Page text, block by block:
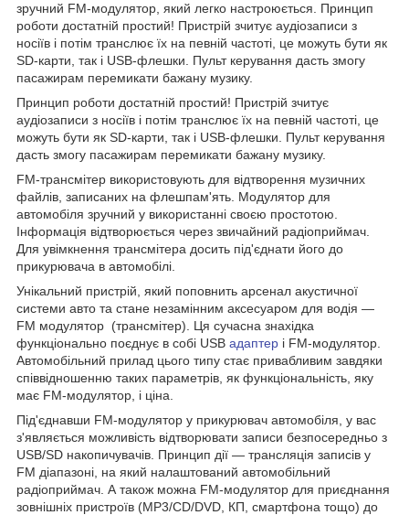
зручний FM-модулятор, який легко настроюється. Принцип
роботи достатній простий! Пристрій зчитує аудіозаписи з
носіїв і потім транслює їх на певній частоті, це можуть бути як
SD-карти, так і USB-флешки. Пульт керування дасть змогу
пасажирам перемикати бажану музику.
Принцип роботи достатній простий! Пристрій зчитує
аудіозаписи з носіїв і потім транслює їх на певній частоті, це
можуть бути як SD-карти, так і USB-флешки. Пульт керування
дасть змогу пасажирам перемикати бажану музику.
FM-трансмітер використовують для відтворення музичних
файлів, записаних на флешпам'ять. Модулятор для
автомобіля зручний у використанні своєю простотою.
Інформація відтворюється через звичайний радіоприймач.
Для увімкнення трансмітера досить під'єднати його до
прикурювача в автомобілі.
Унікальний пристрій, який поповнить арсенал акустичної
системи авто та стане незамінним аксесуаром для водія —
FM модулятор (трансмітер). Ця сучасна знахідка
функціонально поєднує в собі USB адаптер і FM-модулятор.
Автомобільний прилад цього типу стає привабливим завдяки
співвідношенню таких параметрів, як функціональність, яку
має FM-модулятор, і ціна.
Під'єднавши FM-модулятор у прикурювач автомобіля, у вас
з'являється можливість відтворювати записи безпосередньо з
USB/SD накопичувачів. Принцип дії — трансляція записів у
FM діапазоні, на який налаштований автомобільний
радіоприймач. А також можна FM-модулятор для приєднання
зовнішніх пристроїв (MP3/CD/DVD, КП, смартфона тощо) до